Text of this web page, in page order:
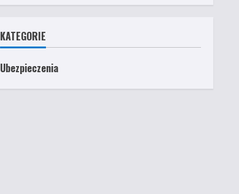
KATEGORIE
Ubezpieczenia